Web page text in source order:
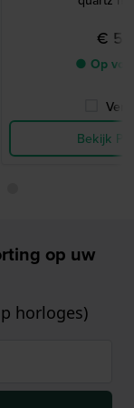
€
● Op
Bekijk
op uw
horloges)